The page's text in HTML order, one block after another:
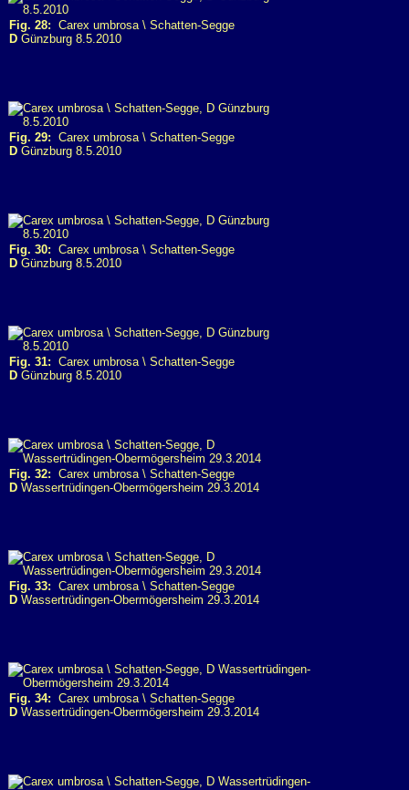
Fig. 28: Carex umbrosa \ Schatten-Segge
D Günzburg 8.5.2010
Fig. 29: Carex umbrosa \ Schatten-Segge
D Günzburg 8.5.2010
Fig. 30: Carex umbrosa \ Schatten-Segge
D Günzburg 8.5.2010
Fig. 31: Carex umbrosa \ Schatten-Segge
D Günzburg 8.5.2010
Fig. 32: Carex umbrosa \ Schatten-Segge
D Wassertrüdingen-Obermögersheim 29.3.2014
Fig. 33: Carex umbrosa \ Schatten-Segge
D Wassertrüdingen-Obermögersheim 29.3.2014
Fig. 34: Carex umbrosa \ Schatten-Segge
D Wassertrüdingen-Obermögersheim 29.3.2014